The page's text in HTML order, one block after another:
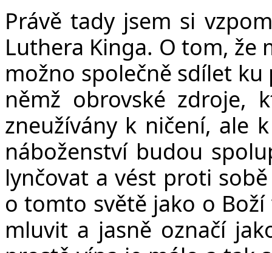
Právě tady jsem si
Luthera Kinga. O tom, že
možno společně sdílet ku
němž obrovské zdroje,
zneužívány k ničení, ale
náboženství budou
lynčovat a vést proti
o tomto světě jako o
mluvit a jasně označí